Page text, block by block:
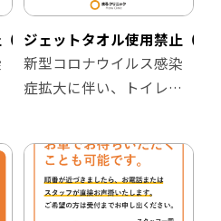
い。
・待合室
・従来、ウォーターサー
バーが置かれていた箇所
・ホームページやブログ
【ファイル形式】
・パワーポイント形式
(.pptx)
女性用）
ジェットタオル使用禁止（男
新型コロナウイルス感染
症拡大に伴い、トイレ内
チラシです。
男性トイレ用、女性トイ
レ用をご用意していま